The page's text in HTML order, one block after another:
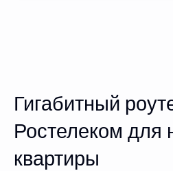
Гигабитный
Ростелеком для
квартиры